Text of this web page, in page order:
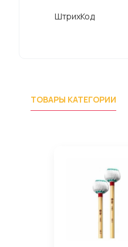
ШтрихКод
ТОВАРЫ КАТЕГОРИИ